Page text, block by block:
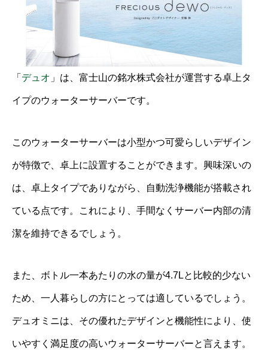
「 デュオ 」は、富士山の銘水株式会社が運営する卓上タ
イプのウォーターサーバーです。
このウォーターサーバーは小型かつ可愛らしいデザイン
が特徴で、卓上に設置することができます。興味深いの
は、卓上タイプでありながら、自動洗浄機能が搭載され
ている点です。これにより、手間なくサーバー内部の清
潔を維持できるでしょう。
また、ボトル一本あたりの水の量が4.7Lと比較的少ない
ため、一人暮らしの方にとっては適しているでしょう。
デュオミニは、その優れたデザインと機能性により、使
いやすく満足度の高いウォーターサーバーと言えます。